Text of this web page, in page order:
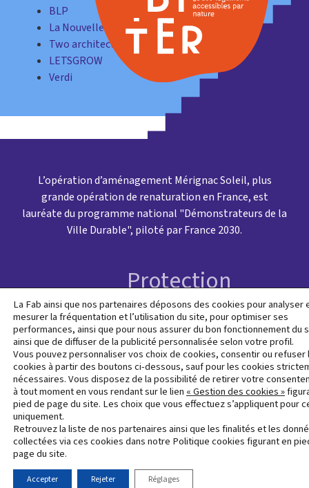
BLP
La Nouvelle Agence
Two architectes
LETSGROW
Verdi
L’opération d’aménagement Mérignac Soleil, plus
grande opération de renaturation en France, est
lauréate du programme national "Démonstrateurs de la
Ville Durable", piloté par France 2030.
AccueilMentions
légales
Protection
des
données
personnelles
Contact
La Fab ainsi que nos partenaires déposons des cookies pour analyser
mesurer la fréquentation et l’utilisation du site, pour optimiser ses
performances, ainsi que pour nous assurer du bon fonctionnement du
ainsi que de diffuser de la publicité personnalisée selon votre profil.
Vous pouvez personnaliser vos choix de cookies, consentir ou refuser
cookies à partir des boutons ci-dessous, sauf pour les cookies
nécessaires. Vous disposez de la possibilité de retirer votre
à tout moment en vous rendant sur le lien « Gestion des cookies »
pied de page du site. Les choix que vous effectuez s’appliquent pour
uniquement.
Retrouvez la liste de nos partenaires ainsi que les finalités et les
collectées via ces cookies dans notre Politique cookies figurant en
page du site.
Accepter Rejeter Réglages